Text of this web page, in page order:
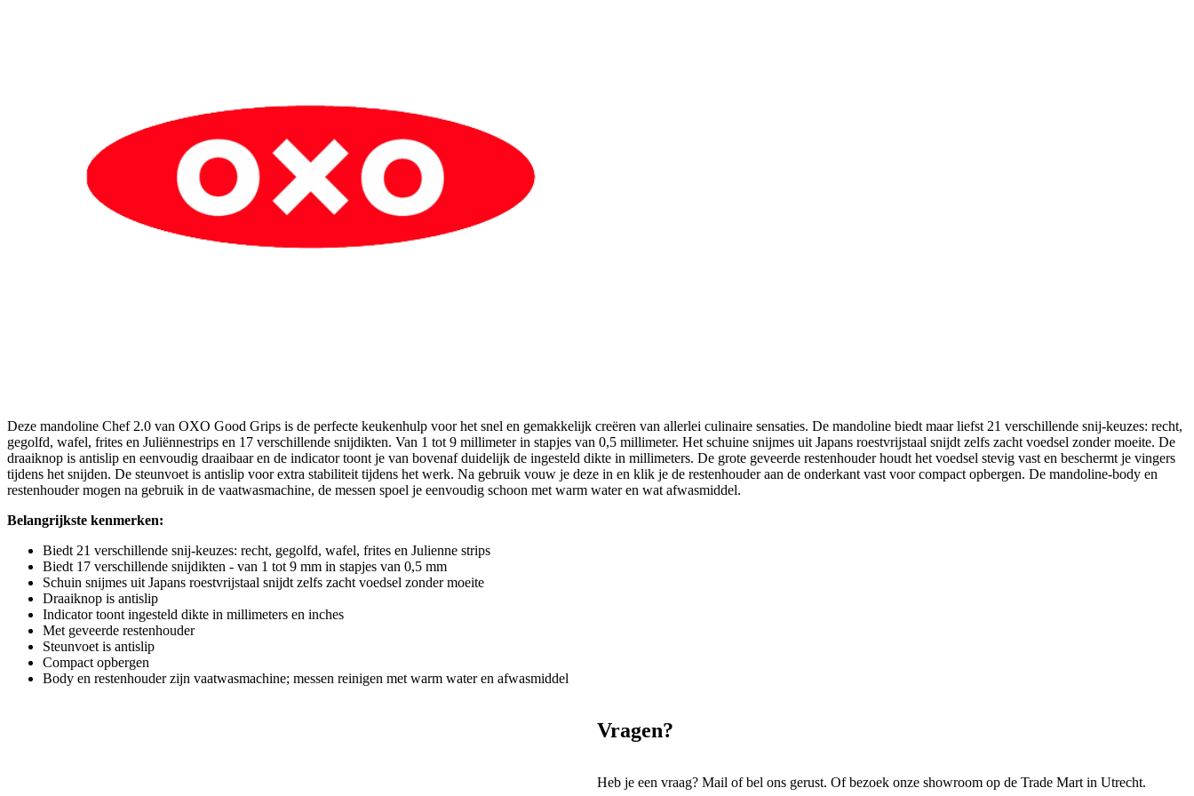
Deze mandoline Chef 2.0 van OXO Good Grips is de perfecte keukenhulp voor het snel en gemakkelijk creëren van allerlei culinaire sensaties. De mandoline biedt maar liefst 21 verschillende snij-keuzes: recht,
gegolfd, wafel, frites en Juliënnestrips en 17 verschillende snijdikten. Van 1 tot 9 millimeter in stapjes van 0,5 millimeter. Het schuine snijmes uit Japans roestvrijstaal snijdt zelfs zacht voedsel zonder moeite. De
draaiknop is antislip en eenvoudig draaibaar en de indicator toont je van bovenaf duidelijk de ingesteld dikte in millimeters. De grote geveerde restenhouder houdt het voedsel stevig vast en beschermt je vingers
tijdens het snijden. De steunvoet is antislip voor extra stabiliteit tijdens het werk. Na gebruik vouw je deze in en klik je de restenhouder aan de onderkant vast voor compact opbergen. De mandoline-body en
restenhouder mogen na gebruik in de vaatwasmachine, de messen spoel je eenvoudig schoon met warm water en wat afwasmiddel.
Belangrijkste kenmerken:
Biedt 21 verschillende snij-keuzes: recht, gegolfd, wafel, frites en Julienne strips
Biedt 17 verschillende snijdikten - van 1 tot 9 mm in stapjes van 0,5 mm
Schuin snijmes uit Japans roestvrijstaal snijdt zelfs zacht voedsel zonder moeite
Draaiknop is antislip
Indicator toont ingesteld dikte in millimeters en inches
Met geveerde restenhouder
Steunvoet is antislip
Compact opbergen
Body en restenhouder zijn vaatwasmachine; messen reinigen met warm water en afwasmiddel
Vragen?
Heb je een vraag? Mail of bel ons gerust. Of bezoek onze showroom op de Trade Mart in Utrecht.